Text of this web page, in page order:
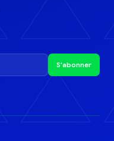
S'abonner